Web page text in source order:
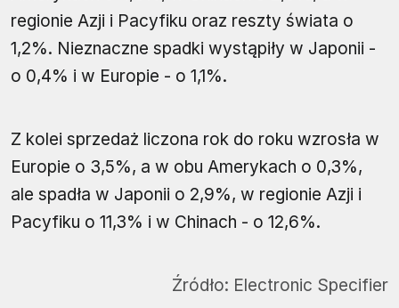
regionie Azji i Pacyfiku oraz reszty świata o
1,2%. Nieznaczne spadki wystąpiły w Japonii -
o 0,4% i w Europie - o 1,1%.
Z kolei sprzedaż liczona rok do roku wzrosła w
Europie o 3,5%, a w obu Amerykach o 0,3%,
ale spadła w Japonii o 2,9%, w regionie Azji i
Pacyfiku o 11,3% i w Chinach - o 12,6%.
Źródło: Electronic Specifier